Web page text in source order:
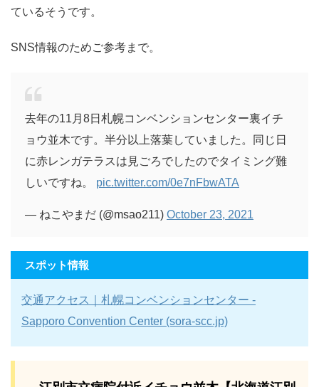
ているそうです。
SNS情報のためご参考まで。
去年の11月8日札幌コンベンションセンター裏イチ
ョウ並木です。半分以上落葉していました。同じ日
に赤レンガテラスは見ごろでしたのでタイミング難
しいですね。 pic.twitter.com/0e7nFbwATA
— ねこやまだ (@msao211) October 23, 2021
スポット情報
交通アクセス｜札幌コンベンションセンター -
Sapporo Convention Center (sora-scc.jp)